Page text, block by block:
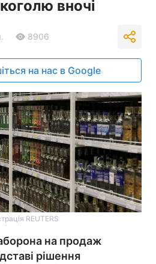
вночі
8906
на нас в Google
REUTERS
на продаж
рішення